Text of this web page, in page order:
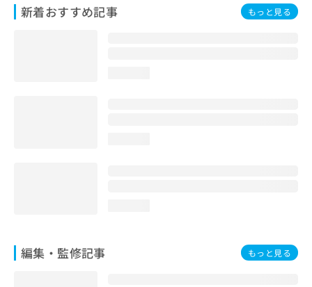
新着おすすめ記事 もっと見る
編集・監修記事 もっと見る